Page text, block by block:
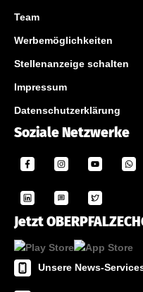
Team
Werbemöglichkeiten
Stellenanzeige schalten
Impressum
Datenschutzerklärung
Soziale Netzwerke
Jetzt
Unsere News-